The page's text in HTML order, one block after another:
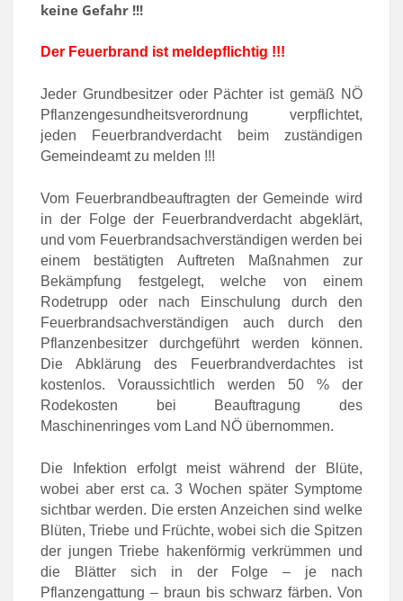
keine Gefahr !!!
Der Feuerbrand ist meldepflichtig !!!
Jeder Grundbesitzer oder Pächter ist gemäß NÖ
Pflanzengesundheitsverordnung verpflichtet,
jeden Feuerbrandverdacht beim zuständigen
Gemeindeamt zu melden !!!
Vom Feuerbrandbeauftragten der Gemeinde wird
in der Folge der Feuerbrandverdacht abgeklärt,
und vom Feuerbrandsachverständigen werden bei
einem bestätigten Auftreten Maßnahmen zur
Bekämpfung festgelegt, welche von einem
Rodetrupp oder nach Einschulung durch den
Feuerbrandsachverständigen auch durch den
Pflanzenbesitzer durchgeführt werden können.
Die Abklärung des Feuerbrandverdachtes ist
kostenlos. Voraussichtlich werden 50 % der
Rodekosten bei Beauftragung des
Maschinenringes vom Land NÖ übernommen.
Die Infektion erfolgt meist während der Blüte,
wobei aber erst ca. 3 Wochen später Symptome
sichtbar werden. Die ersten Anzeichen sind welke
Blüten, Triebe und Früchte, wobei sich die Spitzen
der jungen Triebe hakenförmig verkrümmen und
die Blätter sich in der Folge – je nach
Pflanzengattung – braun bis schwarz färben. Von